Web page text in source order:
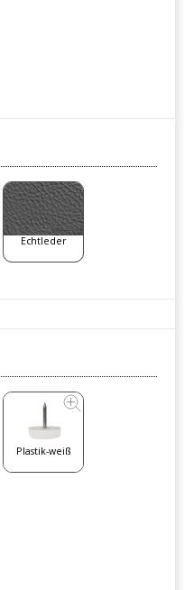
Echtleder
Plastik-weiß